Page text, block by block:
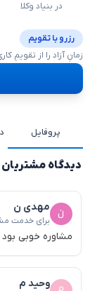
در بنیاد وکلا
رزرو با تقویم
زمانِ آزاد را از تقویمِ
پروفایل
دیدگاه مشتریان
مهدی ن
برای خدمت
مشاوره خوبی بود
وحید م